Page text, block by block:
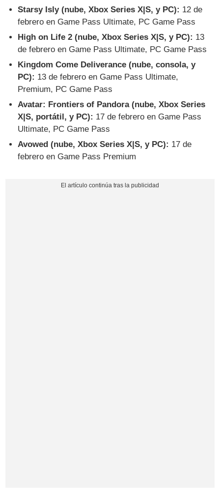
Starsy Isly (nube, Xbox Series X|S, y PC): 12 de
febrero en Game Pass Ultimate, PC Game Pass
High on Life 2 (nube, Xbox Series X|S, y PC): 13
de febrero en Game Pass Ultimate, PC Game Pass
Kingdom Come Deliverance (nube, consola, y
PC): 13 de febrero en Game Pass Ultimate,
Premium, PC Game Pass
Avatar: Frontiers of Pandora (nube, Xbox Series
X|S, portátil, y PC): 17 de febrero en Game Pass
Ultimate, PC Game Pass
Avowed (nube, Xbox Series X|S, y PC): 17 de
febrero en Game Pass Premium